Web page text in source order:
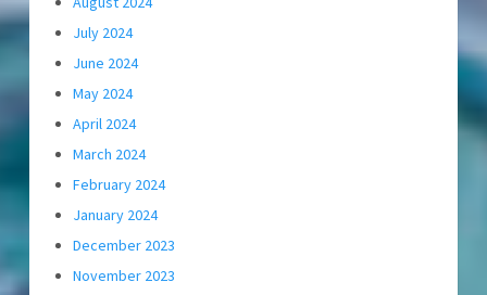
July 2024
June 2024
May 2024
April 2024
March 2024
February 2024
January 2024
December 2023
November 2023